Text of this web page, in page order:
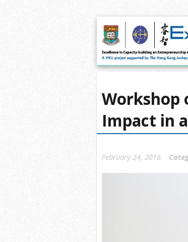
Workshop
Impact in
February 24, 2016